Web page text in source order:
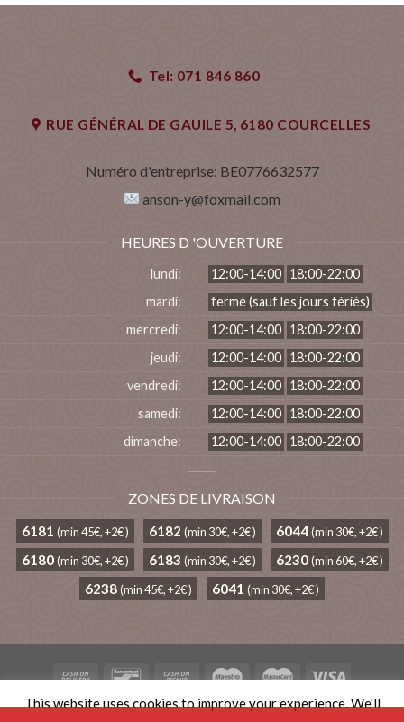
Tel: 071 846 860
RUE GÉNÉRAL DE GAUlLE 5, 6180 COURCELLES
Numéro d'entreprise: BE0776632577
anson-y@foxmail.com
HEURES D 'OUVERTURE
lundi: 12:00-14:00 18:00-22:00
mardi:
fermé (sauf les jours fériés)
mercredi:
12:00-14:00 18:00-22:00
jeudi:
12:00-14:00 18:00-22:00
vendredi:
12:00-14:00 18:00-22:00
samedi:
12:00-14:00 18:00-22:00
dimanche:
12:00-14:00 18:00-22:00
ZONES DE LIVRAISON
6181 (min 45€, +2€ ) 6182 (min 30€, +2€ ) 6044 (min 30€, +2€ )
6180 (min 30€, +2€ ) 6183 (min 30€, +2€ ) 6230 (min 60€, +2€ )
6238(min 45€, +2€ ) 6041 (min 30€, +2€ )
TERMS AND CONDITIONS PRIVACY POLICY
This website uses cookies to improve your experience. We'll